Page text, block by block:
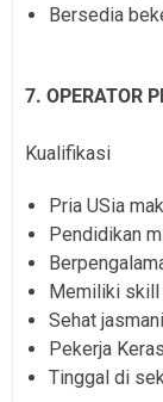
Bersedia
7. OPERATOR
Kualifikasi
Pria USia
Pendidikan
Memiliki
Sehat jasmani
Pekerja
Tinggal di